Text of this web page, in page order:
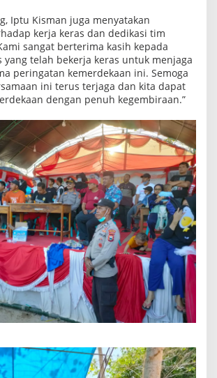
n
g
Iptu Kisman juga menyatakan
kerja keras dan dedikasi tim
sangat berterima kasih kepada
telah bekerja keras untuk menjaga
peringatan kemerdekaan ini. Semoga
ini terus terjaga dan kita dapat
dengan penuh kegembiraan.”